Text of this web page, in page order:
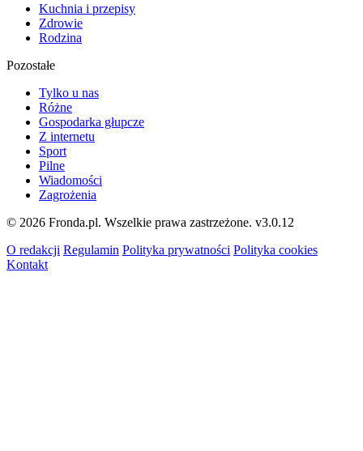
Kuchnia i przepisy
Zdrowie
Rodzina
Pozostałe
Tylko u nas
Różne
Gospodarka głupcze
Z internetu
Sport
Pilne
Wiadomości
Zagrożenia
© 2026 Fronda.pl. Wszelkie prawa zastrzeżone. v3.0.12
O redakcji Regulamin Polityka prywatności Polityka cookies
Kontakt